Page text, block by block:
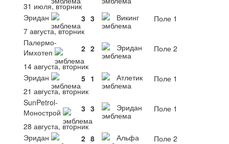
31 июля, вторник
Эридан
3 3 Викинг
Поле 1
7 августа, вторник
Палермо-
Имхотеп
2 2 Эридан
Поле 2
14 августа, вторник
Эридан
5 1 Атлетик
Поле 1
21 августа, вторник
SunPetrol-
Монострой
3 3 Эридан
Поле 1
28 августа, вторник
Эридан
2 8 Альфа
Поле 2